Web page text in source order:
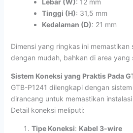
Tinggi (H): 31,5 mm
Kedalaman (D): 21 mm
Dimensi yang ringkas ini
dengan mudah, bahkan di area yang
Sistem Koneksi yang Praktis Pada
GTB-P1241 dilengkapi dengan
dirancang untuk memastikan
Detail koneksi meliputi:
Tipe Koneksi: Kabel 3-wire